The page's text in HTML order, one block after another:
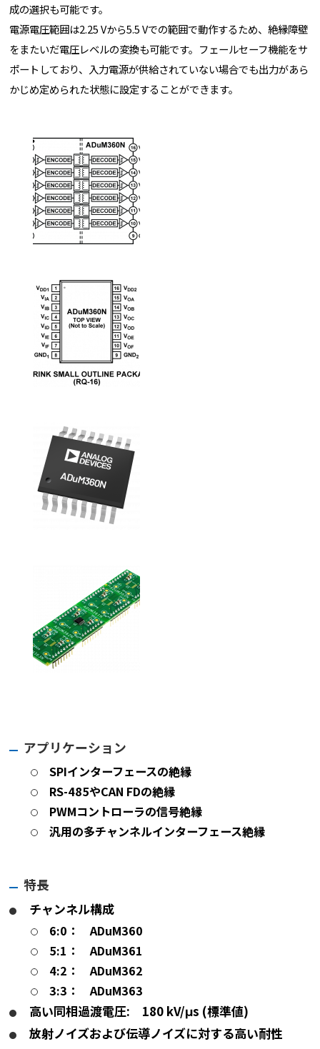
成の選択も可能です。
電源電圧範囲は2.25 Vから5.5 Vでの範囲で動作するため、絶縁障壁
をまたいだ電圧レベルの変換も可能です。フェールセーフ機能をサ
ポートしており、入力電源が供給されていない場合でも出力があら
かじめ定められた状態に設定することができます。
アプリケーション
SPIインターフェースの絶縁
RS-485やCAN FDの絶縁
PWMコントローラの信号絶縁
汎用の多チャンネルインターフェース絶縁
特長
チャンネル構成
6:0： ADuM360
5:1： ADuM361
4:2： ADuM362
3:3： ADuM363
高い同相過渡電圧: 180 kV/μs (標準値)
放射ノイズおよび伝導ノイズに対する高い耐性